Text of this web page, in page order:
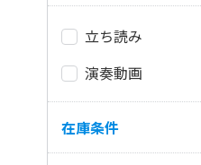
立ち読み
演奏動画
在庫条件